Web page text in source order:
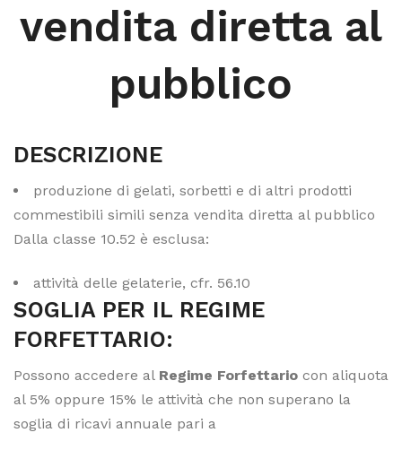
vendita diretta al
pubblico
DESCRIZIONE
produzione di gelati, sorbetti e di altri prodotti
commestibili simili senza vendita diretta al pubblico
Dalla classe 10.52 è esclusa:
attività delle gelaterie, cfr. 56.10
SOGLIA PER IL REGIME
FORFETTARIO:
Possono accedere al Regime Forfettario con aliquota
al 5% oppure 15% le attività che non superano la
soglia di ricavi annuale pari a